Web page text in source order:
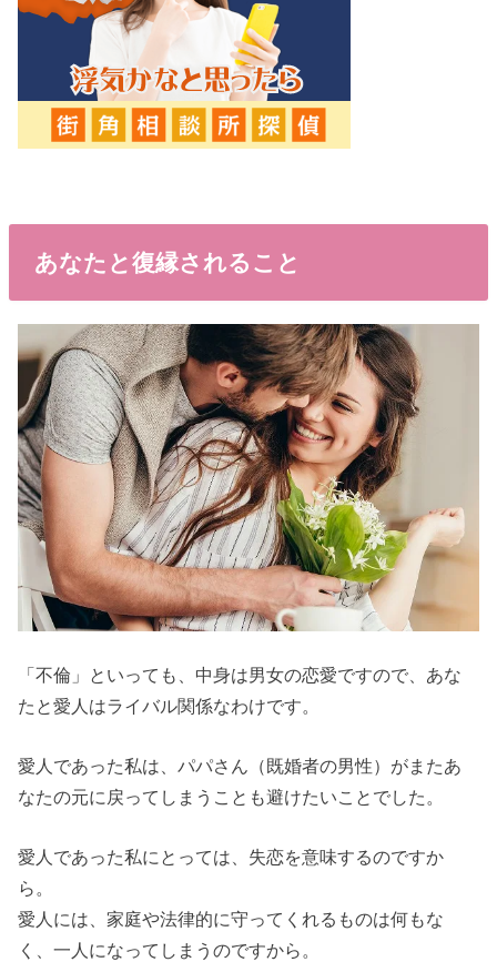
あなたと復縁されること
「不倫」といっても、中身は男女の恋愛ですので、あな
たと愛人はライバル関係なわけです。
愛人であった私は、パパさん（既婚者の男性）がまたあ
なたの元に戻ってしまうことも避けたいことでした。
愛人であった私にとっては、失恋を意味するのですか
ら。
愛人には、家庭や法律的に守ってくれるものは何もな
く、一人になってしまうのですから。